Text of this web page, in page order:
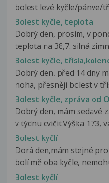
bolest levé kyčle/pánve/
Bolest kyčle, teplota
Dobrý den, prosím, v
teplota na 38,7. silná
Bolest kyčle,
Dobrý den, před 14 dny
noha, přesněji bolest v
Bolest kyčle, zpráva od
Dobrý den, mám sedavé
v týdnu cvičit.Výška 173,
Bolest kyčlí
Dorá den,mám stejné
bolí mě oba kyčle,
Bolest kyčlí